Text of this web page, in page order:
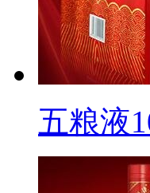
五粮液